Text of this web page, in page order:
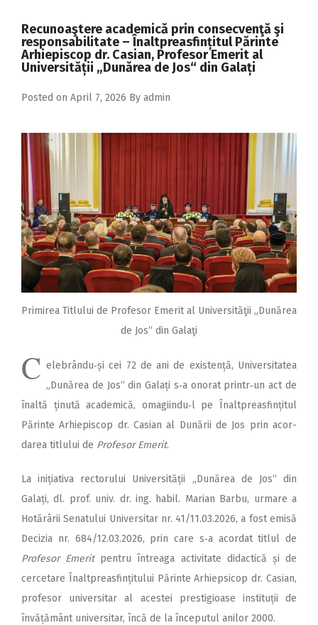
2017
2016
2013
2012
2011
2010
2009
Recunoaştere academică prin consecvenţă şi
responsabilitate – Înaltpreasfințitul Părinte
Arhiepiscop dr. Casian, Profesor Emerit al
Universității „Dunărea de Jos“ din Galați
Posted on April 7, 2026 By admin
Primirea Titlului de Profesor Emerit al Universităţii „Dunărea
de Jos“ din Galaţi
C elebrându‑și cei 72 de ani de existență, Uni­versitatea
„Dună­rea de Jos“ din Galați s‑a onorat printr‑un act de
înaltă ținută academică, omagiindu‑l pe Înalt­prea­sfințitul
Părinte Arhiepiscop dr. Casian al Dunării de Jos prin acor­
darea titlului de Profesor Emerit.
La inițiativa rectorului Uni­ver­sității „Dunărea de Jos“ din
Galați, dl. prof. univ. dr. ing. habil. Marian Barbu, urmare a
Hotărârii Senatului Universitar nr. 41/11.03.2026, a fost emisă
Decizia nr. 684/12.03.2026, prin care s‑a acordat titlul de
Profesor Emeritpentru întreaga activitate didactică și de
cercetare Înaltpreasfințitului Părinte Arhiepsicop dr. Casian,
profesor universitar al acestei prestigioase instituții de
învățământ universitar, încă de la începutul anilor 2000.